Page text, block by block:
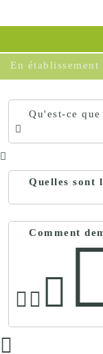
En établissement
Qu'est-ce
Quelles sont
Comment